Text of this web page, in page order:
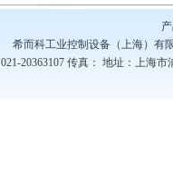
希而科工业控制设备（上海）有
20363107 传真： 地址：上海市